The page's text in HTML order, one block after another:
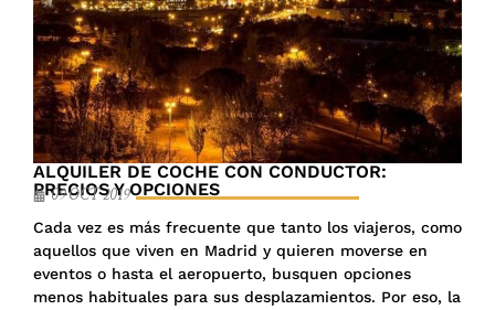
ALQUILER DE COCHE CON CONDUCTOR:
PRECIOS Y OPCIONES
09 OCT 2019
Cada vez es más frecuente que tanto los viajeros, como
aquellos que viven en Madrid y quieren moverse en
eventos o hasta el aeropuerto, busquen opciones
menos habituales para sus desplazamientos. Por eso, la